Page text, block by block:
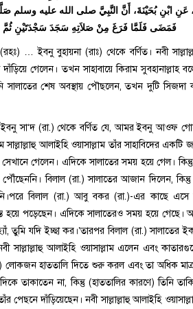
عَنِ ابْنِ بُحَيْنَةَ، أَنَّ النَّبِيَّ صلى الله عليه وسلم
فَمَضَى فَلَمَّا فَرَغَ مِنْ صَلاَتِهِ سَجَدَ سَجْدَتَيْنِ
… ইবনু বুহায়না (রাঃ) থেকে বর্ণিত। নবী
গেলেন। তখন সাহাবায়ে কিরাম সুবহানাল্লাহ
সালাতের শেষ অবস্থায় পৌছলেন, তখন দুটি সিজদা
সা‘দ (রা.) থেকে বর্ণিত যে, আমর ইবনু আওফ
সাল্লাল্লাহু আলাইহি ওয়াসাল্লাম তাঁর সাহাবিদের একটি
গেলেন। এদিকে সালাতের সময় হয়ে গেল। কিন্তু
বিলাল (রা.) সালাতের আজান দিলেন, কিন্তু
বিলাল (রা.) আবু বকর (রা.)-এর কাছে এসে
হয়ে পড়েছেন। এদিকে সালাতেরও সময় হয়ে
তুমি যদি ইচ্ছা কর।’তারপর বিলাল (রা.)
সাল্লাল্লাহু আলাইহি ওয়াসাল্লাম এলেন এবং
লোকজন হাততালি দিতে শুরু করল এবং তা অধিক
তাকাতেন না, কিন্তু (হাততালির কারণে) তিনি
পেছনে দাঁড়িয়েছেন। নবী সাল্লাল্লাহু আলাইহি